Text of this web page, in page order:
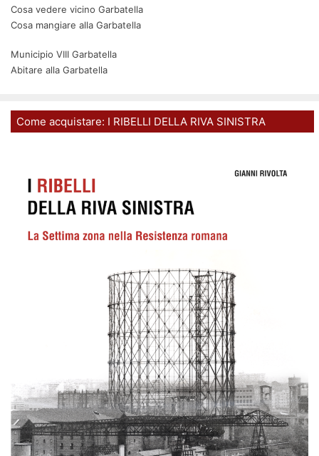
Cosa vedere vicino Garbatella
Cosa mangiare alla Garbatella
Municipio VIII Garbatella
Abitare alla Garbatella
Come acquistare: I RIBELLI DELLA RIVA SINISTRA